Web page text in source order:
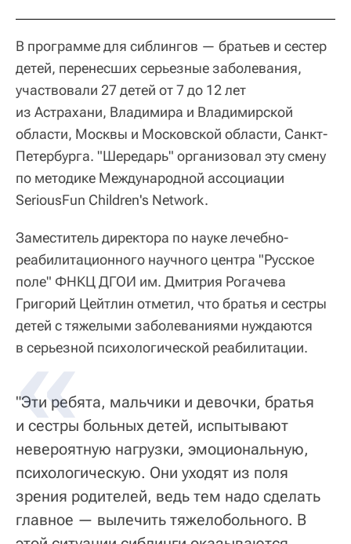
В программе для сиблингов — братьев и сестер
детей, перенесших серьезные заболевания,
участвовали 27 детей от 7 до 12 лет
из Астрахани, Владимира и Владимирской
области, Москвы и Московской области, Санкт-
Петербурга. "Шередарь" организовал эту смену
по методике Международной ассоциации
SeriousFun Children's Network.
Заместитель директора по науке лечебно-
реабилитационного научного центра "Русское
поле" ФНКЦ ДГОИ им. Дмитрия Рогачева
Григорий Цейтлин отметил, что братья и сестры
детей с тяжелыми заболеваниями нуждаются
в серьезной психологической реабилитации.
"Эти ребята, мальчики и девочки, братья
и сестры больных детей, испытывают
невероятную нагрузки, эмоциональную,
психологическую. Они уходят из поля
зрения родителей, ведь тем надо сделать
главное — вылечить тяжелобольного. В